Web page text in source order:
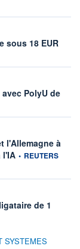
sous 18 EUR
PolyU de
l'Allemagne à
l'IA information fournie
• REUTERS
de 1
SYSTEMES